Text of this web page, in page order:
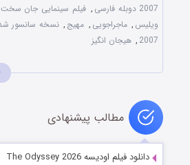
2007 دوبله فارسی
, فیلم سینمایی جان سخت ۴ ۲۰۰۷
ویلیس , ماجراجویی , مهیج ,
2007
, هیجان انگیز
مطالب پیشنهادی
دانلود فیلم اودیسه The Odyssey 2026